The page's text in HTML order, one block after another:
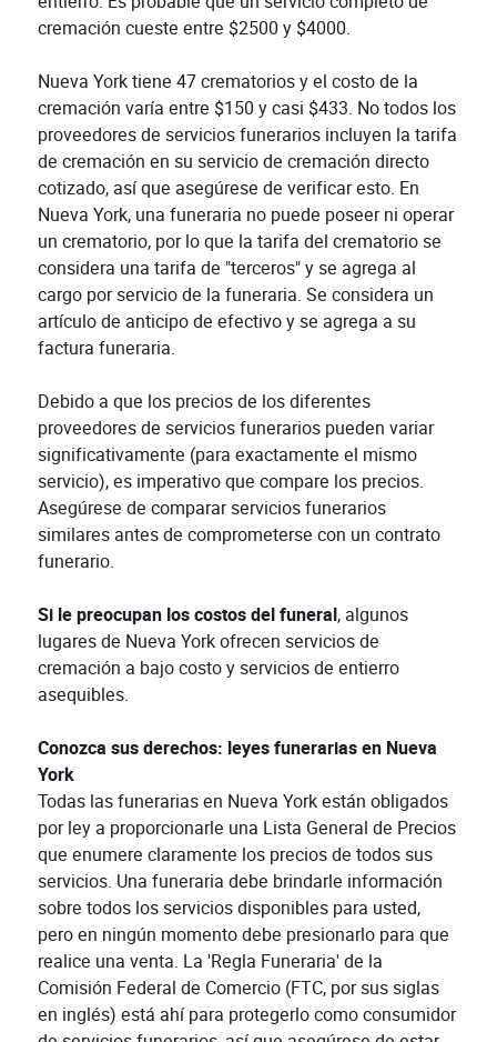
cremación cueste entre $2500 y $4000.
Nueva York tiene 47 crematorios y el costo de la
cremación varía entre $150 y casi $433. No todos los
proveedores de servicios funerarios incluyen la tarifa
de cremación en su servicio de cremación directo
cotizado, así que asegúrese de verificar esto. En
Nueva York, una funeraria no puede poseer ni operar
un crematorio, por lo que la tarifa del crematorio se
considera una tarifa de "terceros" y se agrega al
cargo por servicio de la funeraria. Se considera un
artículo de anticipo de efectivo y se agrega a su
factura funeraria.
Debido a que los precios de los diferentes
proveedores de servicios funerarios pueden variar
significativamente (para exactamente el mismo
servicio), es imperativo que compare los precios.
Asegúrese de comparar servicios funerarios
similares antes de comprometerse con un contrato
funerario.
Si le preocupan los costos del funeral, algunos
lugares de Nueva York ofrecen servicios de
cremación a bajo costo y servicios de entierro
asequibles.
Conozca sus derechos: leyes funerarias en Nueva
York
Todas las funerarias en Nueva York están obligados
por ley a proporcionarle una Lista General de Precios
que enumere claramente los precios de todos sus
servicios. Una funeraria debe brindarle información
sobre todos los servicios disponibles para usted,
pero en ningún momento debe presionarlo para que
realice una venta. La 'Regla Funeraria' de la
Comisión Federal de Comercio (FTC, por sus siglas
en inglés) está ahí para protegerlo como consumidor